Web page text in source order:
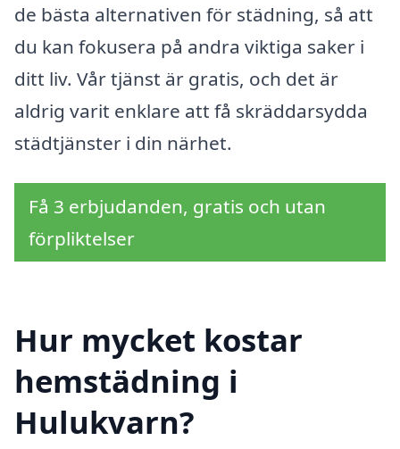
de bästa alternativen för städning, så att
du kan fokusera på andra viktiga saker i
ditt liv. Vår tjänst är gratis, och det är
aldrig varit enklare att få skräddarsydda
städtjänster i din närhet.
Få 3 erbjudanden, gratis och utan
förpliktelser
Hur mycket kostar
hemstädning i
Hulukvarn?